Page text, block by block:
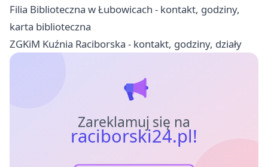
Filia Biblioteczna w Łubowicach - kontakt, godziny,
karta biblioteczna
ZGKiM Kuźnia Raciborska - kontakt, godziny, działy
Zareklamuj się na
raciborski24.pl!